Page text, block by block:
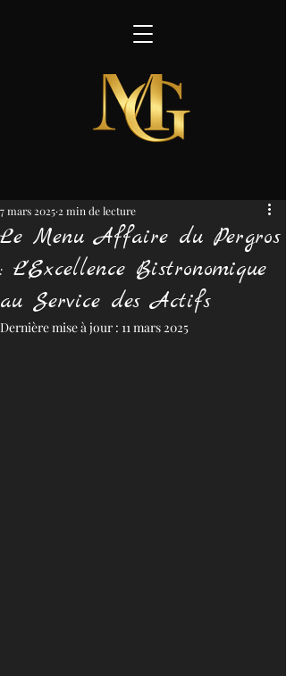
Le Menu Affaire du Pergros
: L'Excellence Bistronomique
au Service des Actifs
7 mars 2025 2 min de lecture
Dernière mise à jour : 11 mars 2025